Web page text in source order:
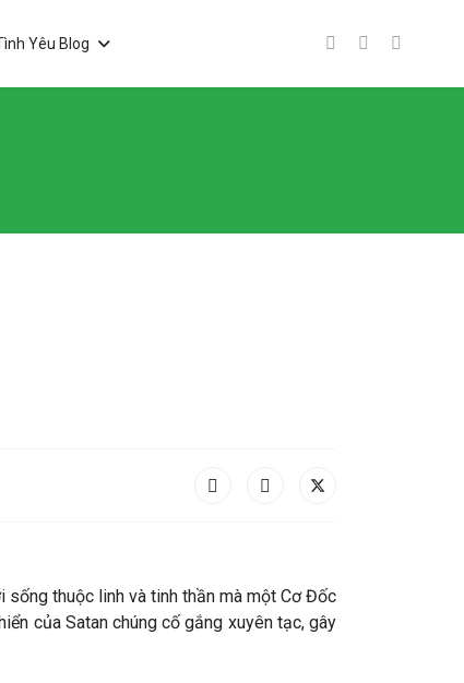
Yêu Blog
sống thuộc linh và tinh thần mà một Cơ Đốc
của Satan chúng cố gắng xuyên tạc, gây